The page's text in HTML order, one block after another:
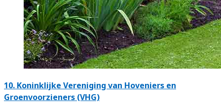
10. Koninklijke Vereniging van Hoveniers en
Groenvoorzieners (VHG)